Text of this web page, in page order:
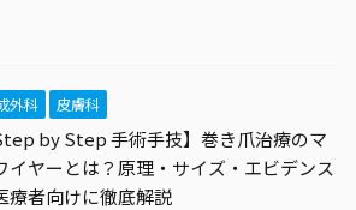
外科 皮膚科
by Step 手術手技】巻き爪治療のマ
イヤーとは？原理・サイズ・エビデンス
療者向けに徹底解説